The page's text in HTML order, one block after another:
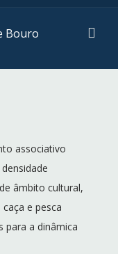
associativo
âmbito cultural,
e pesca
para a dinâmica